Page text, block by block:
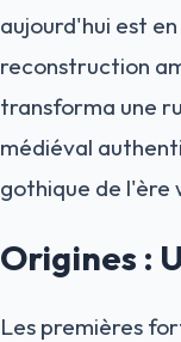
aujourd'hui est
reconstruction
transforma une
médiéval
gothique de l'ère
Origines :
Les premières